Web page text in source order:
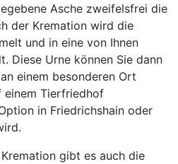
Asche zweifelsfrei die
der Kremation wird die
und in eine von Ihnen
Diese Urne können Sie dann
einem besonderen Ort
einem Tierfriedhof
in Friedrichshain oder
gibt es auch die